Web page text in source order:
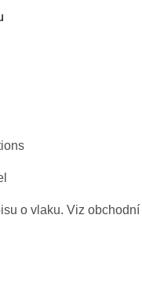
o vlaku. Viz obchodní